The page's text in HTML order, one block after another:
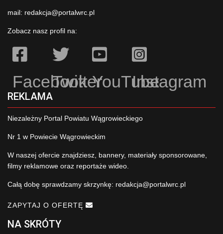
mail: redakcja@portalwrc.pl
Zobacz nasz profil na:
Facebook
TwitterYouTubeInstagram
REKLAMA
Niezależny Portal Powiatu Wągrowieckiego
Nr 1 w Powiecie Wągrowieckim
W naszej ofercie znajdziesz, bannery, materiały sponsorowane,
filmy reklamowe oraz reportaże wideo.
Całą dobę sprawdzamy skrzynkę: redakcja@portalwrc.pl
ZAPYTAJ O OFERTĘ
NA SKRÓTY